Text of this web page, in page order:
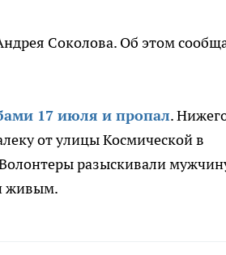
Соколова. Об этом
17 июля и пропал.
от улицы Космической в
разыскивали
живым.